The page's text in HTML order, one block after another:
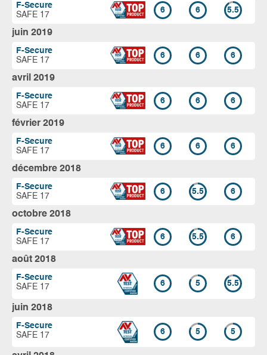
F-Secure
SAFE 17
6 6 5.5
juin 2019
F-Secure
SAFE 17
6 6 6
avril 2019
F-Secure
SAFE 17
6 6 6
février 2019
F-Secure
SAFE 17
6 6 6
décembre 2018
F-Secure
SAFE 17
6 5.5 6
octobre 2018
F-Secure
SAFE 17
6 5.5 6
août 2018
F-Secure
SAFE 17
6 5 5.5
juin 2018
F-Secure
SAFE 17
6 5 5